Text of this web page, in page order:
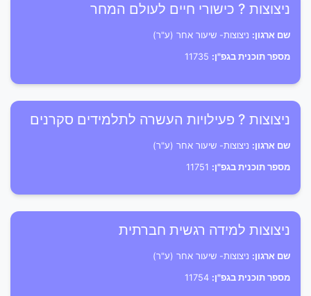
ניצוצות ? כישורי חיים לעולם המחר
שם ארגון: ניצוצות- שיעור אחר (ע"ר)
מספר תוכנית בגפ"ן:
ניצוצות ? פעילויות העשרה לתלמידים סקרנים
שם ארגון: ניצוצות- שיעור אחר (ע"ר)
מספר תוכנית בגפ"ן:
ניצוצות למידה רגשית חברתית
שם ארגון: ניצוצות- שיעור אחר (ע"ר)
מספר תוכנית בגפ"ן: